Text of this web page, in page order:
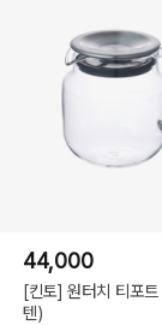
44,000
[킨토] 원터치 티포
텐)